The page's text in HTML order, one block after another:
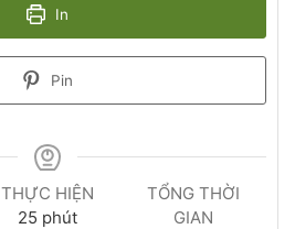
In
Pin
THỰC HIỆN
25 phút
TỔNG THỜI
GIAN